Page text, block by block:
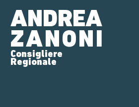
ANDREA
ZANONI
Consigliere
Regionale